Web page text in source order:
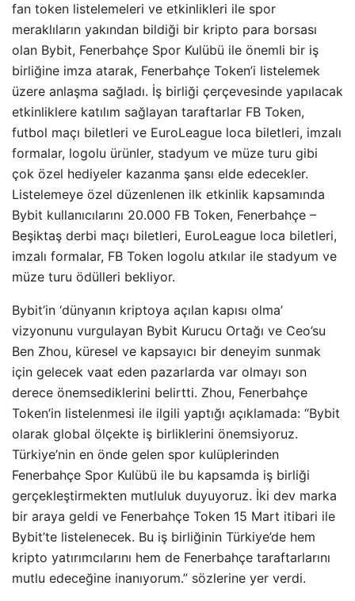
fan token listelemeleri ve etkinlikleri ile spor
meraklıların yakından bildiği bir kripto para borsası
olan Bybit, Fenerbahçe Spor Kulübü ile önemli bir iş
birliğine imza atarak, Fenerbahçe Token’i listelemek
üzere anlaşma sağladı. İş birliği çerçevesinde yapılacak
etkinliklere katılım sağlayan taraftarlar FB Token,
futbol maçı biletleri ve EuroLeague loca biletleri, imzalı
formalar, logolu ürünler, stadyum ve müze turu gibi
çok özel hediyeler kazanma şansı elde edecekler.
Listelemeye özel düzenlenen ilk etkinlik kapsamında
Bybit kullanıcılarını 20.000 FB Token, Fenerbahçe –
Beşiktaş derbi maçı biletleri, EuroLeague loca biletleri,
imzalı formalar, FB Token logolu atkılar ile stadyum ve
müze turu ödülleri bekliyor.
Bybit’in ‘dünyanın kriptoya açılan kapısı olma’
vizyonunu vurgulayan Bybit Kurucu Ortağı ve Ceo’su
Ben Zhou, küresel ve kapsayıcı bir deneyim sunmak
için gelecek vaat eden pazarlarda var olmayı son
derece önemsediklerini belirtti. Zhou, Fenerbahçe
Token’in listelenmesi ile ilgili yaptığı açıklamada: “Bybit
olarak global ölçekte iş birliklerini önemsiyoruz.
Türkiye’nin en önde gelen spor kulüplerinden
Fenerbahçe Spor Kulübü ile bu kapsamda iş birliği
gerçekleştirmekten mutluluk duyuyoruz. İki dev marka
bir araya geldi ve Fenerbahçe Token 15 Mart itibari ile
Bybit’te listelenecek. Bu iş birliğinin Türkiye’de hem
kripto yatırımcılarını hem de Fenerbahçe taraftarlarını
mutlu edeceğine inanıyorum.” sözlerine yer verdi.